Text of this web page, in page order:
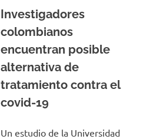
Investigadores
colombianos
encuentran posible
alternativa de
tratamiento contra el
covid-19
Un estudio de la Universidad